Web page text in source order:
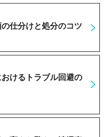
仕分けと処分のコツ
けるトラブル回避の